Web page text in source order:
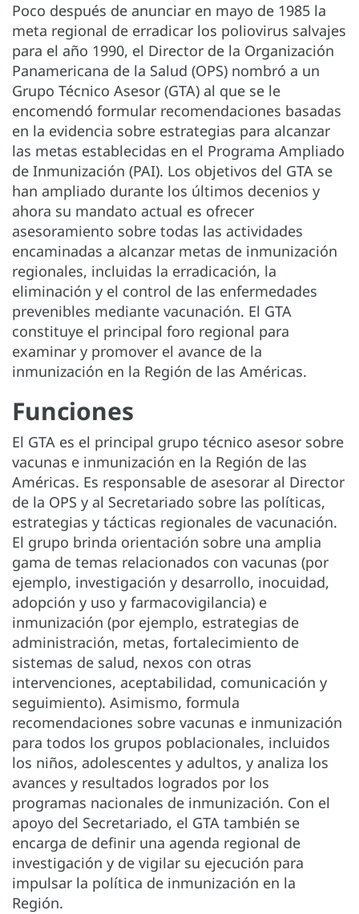
Poco después de anunciar en mayo de 1985 la
meta regional de erradicar los poliovirus salvajes
para el año 1990, el Director de la Organización
Panamericana de la Salud (OPS) nombró a un
Grupo Técnico Asesor (GTA) al que se le
encomendó formular recomendaciones basadas
en la evidencia sobre estrategias para alcanzar
las metas establecidas en el Programa Ampliado
de Inmunización (PAI). Los objetivos del GTA se
han ampliado durante los últimos decenios y
ahora su mandato actual es ofrecer
asesoramiento sobre todas las actividades
encaminadas a alcanzar metas de inmunización
regionales, incluidas la erradicación, la
eliminación y el control de las enfermedades
prevenibles mediante vacunación. El GTA
constituye el principal foro regional para
examinar y promover el avance de la
inmunización en la Región de las Américas.
Funciones
El GTA es el principal grupo técnico asesor sobre
vacunas e inmunización en la Región de las
Américas. Es responsable de asesorar al Director
de la OPS y al Secretariado sobre las políticas,
estrategias y tácticas regionales de vacunación.
El grupo brinda orientación sobre una amplia
gama de temas relacionados con vacunas (por
ejemplo, investigación y desarrollo, inocuidad,
adopción y uso y farmacovigilancia) e
inmunización (por ejemplo, estrategias de
administración, metas, fortalecimiento de
sistemas de salud, nexos con otras
intervenciones, aceptabilidad, comunicación y
seguimiento). Asimismo, formula
recomendaciones sobre vacunas e inmunización
para todos los grupos poblacionales, incluidos
los niños, adolescentes y adultos, y analiza los
avances y resultados logrados por los
programas nacionales de inmunización. Con el
apoyo del Secretariado, el GTA también se
encarga de definir una agenda regional de
investigación y de vigilar su ejecución para
impulsar la política de inmunización en la
Región.